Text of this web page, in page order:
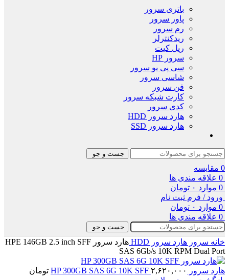
باتری سرور
پاور سرور
رم سرور
ریدکنترلر
ریل کیت
سرور HP
سی پی یو سرور
شاسی سرور
فن سرور
کارت شبکه سرور
کدی سرور
هارد سرور HDD
هارد سرور SSD
جست و جو
0 مقایسه
0 علاقه مندی ها
0 موارد ۰ تومان
ورود / فرم ثبت نام
0 موارد ۰ تومان
0 علاقه مندی ها
جست و جو
خانه سرور هارد سرور HDD
هارد سرور HPE 146GB 2.5 inch SFF
SAS 6Gb/s 10K RPM Dual Port
هارد سرور HP 300GB SAS 6G 10K SFF ۲,۶۲۰,۰۰۰
تومان